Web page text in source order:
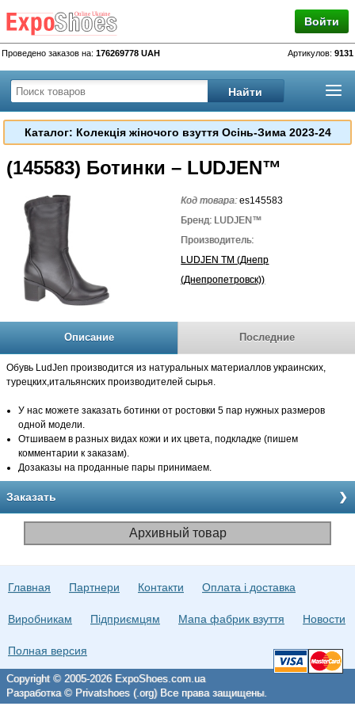
Войти
Проведено заказов на: 176269778 UAH Артикулов: 9131
Каталог: Колекція жіночого взуття Осінь-Зима 2023-24
(145583) Ботинки – LUDJEN™
Код товара:es145583
Бренд: LUDJEN™
Производитель:
LUDJEN TM (Днепр
(Днепропетровск))
Описание Последние
Обувь LudJen производится из натуральных материаллов украинских,
турецких,итальянских производителей сырья.
У нас можете заказать ботинки от ростовки 5 пар нужных размеров
одной модели.
Отшиваем в разных видах кожи и их цвета, подкладке (пишем
комментарии к заказам).
Дозаказы на проданные пары принимаем.
Заказать
Архивный товар
Главная Партнери Контакти Оплата і доставка
Виробникам Підприємцям Мапа фабрик взуття Новости
Полная версия
Copyright © 2005-2026 ExpoShoes.com.ua
Разработка © Privatshoes (.org) Все права защищены.